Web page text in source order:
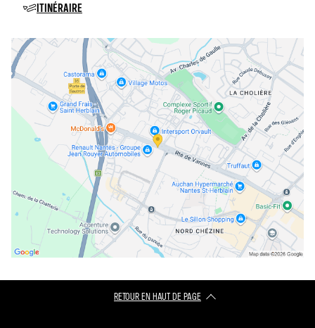
ITINÉRAIRE
RETOUR EN HAUT DE PAGE​